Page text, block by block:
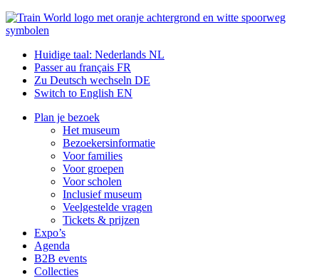
Huidige taal: Nederlands NL
Passer au français FR
Zu Deutsch wechseln DE
Switch to English EN
Plan je bezoek
Het museum
Bezoekersinformatie
Voor families
Voor groepen
Voor scholen
Inclusief museum
Veelgestelde vragen
Tickets & prijzen
Expo’s
Agenda
B2B events
Collecties